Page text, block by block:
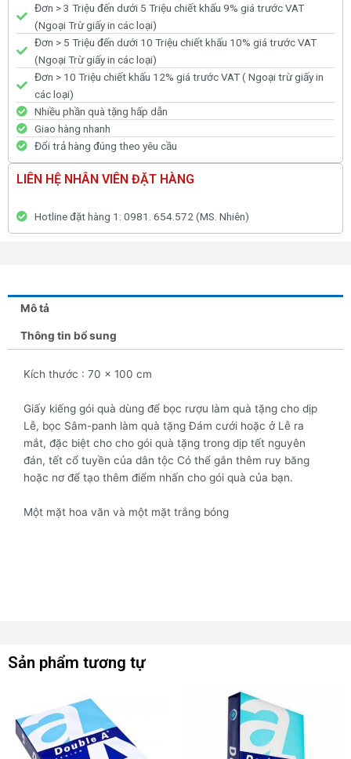
Đơn > 3 Triệu đến dưới 5 Triệu chiết khấu 9% giá trước VAT
(Ngoại Trừ giấy in các loại)
Đơn > 5 Triệu đến dưới 10 Triệu chiết khấu 10% giá trước VAT
(Ngoại Trừ giấy in các loại)
Đơn > 10 Triệu chiết khấu 12% giá trước VAT ( Ngoại trừ giấy in
các loại)
Nhiều phần quà tặng hấp dẫn
Giao hàng nhanh
Đổi trả hàng đúng theo yêu cầu
LIÊN HỆ NHÂN VIÊN ĐẶT HÀNG
Hotline đặt hàng 1: 0981. 654.572 (MS. Nhiên)
Mô tả
Thông tin bổ sung
Kích thước : 70 x 100 cm
Giấy kiếng gói quà dùng để bọc rượu làm quà tặng cho dịp
Lễ, bọc Sâm-panh làm quà tặng Đám cưới hoặc ở Lễ ra
mắt, đặc biệt cho cho gói quà tặng trong dịp tết nguyên
đán, tết cổ tuyền của dân tộc Có thể gắn thêm ruy băng
hoặc nơ để tạo thêm điểm nhấn cho gói quà của bạn.
Một mặt hoa văn và một mặt trắng bóng
Sản phẩm tương tự
này
có
phẩm
này